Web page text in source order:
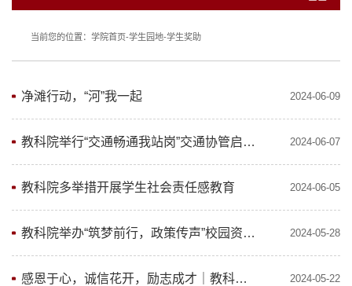
当前您的位置： 学院首页-学生园地-学生奖助
净滩行动，“河”我一起 2024-06-09
教科院举行“交通畅通我站岗”交通协管启动仪式 2024-06-07
教科院多举措开展学生社会责任感教育 2024-06-05
教科院举办“筑梦前行，政策传声”校园资助宣传大使选拔赛预赛 2024-05-28
感恩于心，诚信花开，励志成才｜教科院举办资助育人主题班会 2024-05-22